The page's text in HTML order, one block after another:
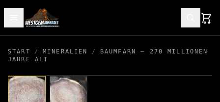
START / MINERALIEN /
BAUMFARN – 270 MILLIONEN
JAHRE ALT